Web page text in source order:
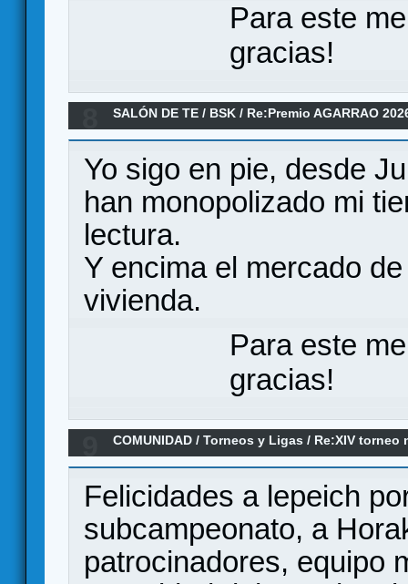
Para este
gracias!
SALÓN DE TE / BSK / Re:Premio AGARRAO
Yo sigo en pie, desde
han monopolizado mi
lectura.
Y encima el mercado
vivienda.
Para este
gracias!
COMUNIDAD /Torneos y Ligas / Re:XIV torneo
FINAL...TENEMOS GANADOR
Felicidades a lepeich
subcampeonato, a
patrocinadores, equipo